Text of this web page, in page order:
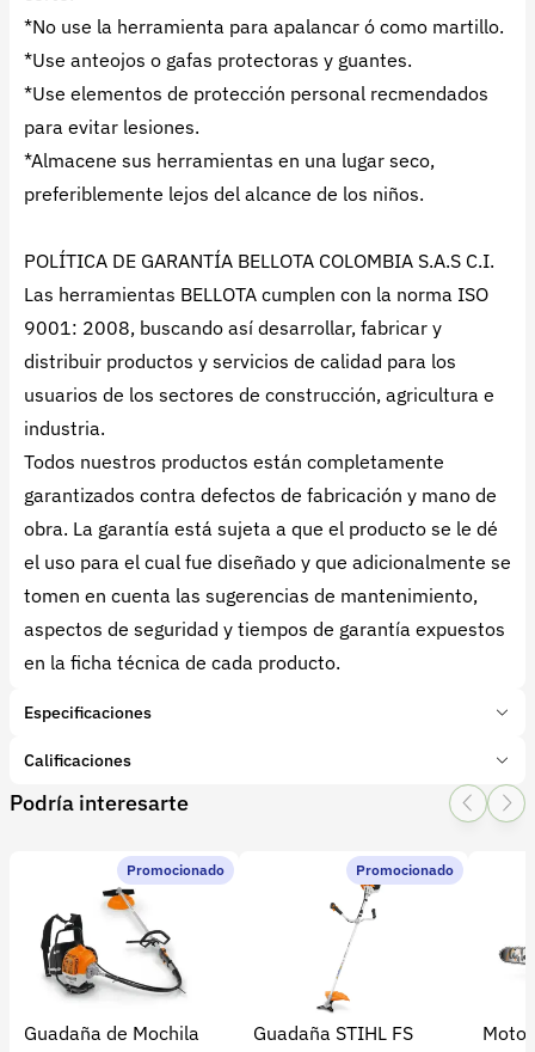
*No use la herramienta para apalancar ó como martillo.
*Use anteojos o gafas protectoras y guantes.
*Use elementos de protección personal recmendados
para evitar lesiones.
*Almacene sus herramientas en una lugar seco,
preferiblemente lejos del alcance de los niños.
POLÍTICA DE GARANTÍA BELLOTA COLOMBIA S.A.S C.I.
Las herramientas BELLOTA cumplen con la norma ISO
9001: 2008, buscando así desarrollar, fabricar y
distribuir productos y servicios de calidad para los
usuarios de los sectores de construcción, agricultura e
industria.
Todos nuestros productos están completamente
garantizados contra defectos de fabricación y mano de
obra. La garantía está sujeta a que el producto se le dé
el uso para el cual fue diseñado y que adicionalmente se
tomen en cuenta las sugerencias de mantenimiento,
aspectos de seguridad y tiempos de garantía expuestos
en la ficha técnica de cada producto.
Especificaciones
Marca:
BELLOTA
Categoría:Herramientas y Equipos
Calificaciones
1 Star
2 Star
3 Star4 Star
0 calificaciones
5 Estrellas
4 Estrellas
Podría interesarte
Promocionado
Guadaña de Mochila
Promocionado
Guadaña STIHL FS